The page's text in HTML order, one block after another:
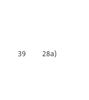
39 28a)